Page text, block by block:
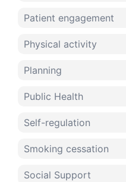
Patient engagement
Physical activity
Planning
Public Health
Self-regulation
Smoking cessation
Social Support